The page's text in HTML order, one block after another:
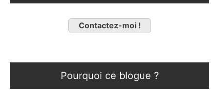
Contactez-moi !
Pourquoi ce blogue ?